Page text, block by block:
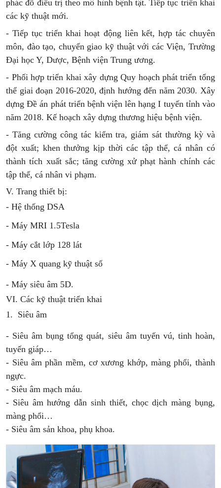
phác đồ điều trị theo mô hình bệnh tật. Tiếp tục triển khai
các kỹ thuật mới.
- Tiếp tục triển khai hoạt động liên kết, hợp tác chuyên
môn, đào tạo, chuyển giao kỹ thuật với các Viện, Trường
Đại học Y, Dược, Bệnh viện Trung ương.
- Phối hợp triển khai xây dựng Quy hoạch phát triển tổng
thể giai đoạn 2016-2020, định hướng đến năm 2030. Xây
dựng Đề án phát triển bệnh viện lên hạng I tuyến tỉnh vào
năm 2018. Kế hoạch xây dựng thương hiệu bệnh viện.
- Tăng cường công tác kiểm tra, giám sát thường kỳ và
đột xuất; khen thưởng kịp thời các tập thể, cá nhân có
thành tích xuất sắc; tăng cường xử phạt hành chính các
tập thể, cá nhân vi phạm.
V.Trang thiết bị:
- Hệ thống DSA
- Máy MRI 1.5Tesla
- Máy cắt lớp 128 lát
- Máy X quang kỹ thuật số
- Máy siêu âm 5D.
VI. Các kỹ thuật triển khai
1. Siêu âm
- Siêu âm bụng tổng quát, siêu âm tuyến vú, tinh hoàn,
tuyến giáp…
- Siêu âm phần mềm, cơ xương khớp, màng phổi, thành
ngực.
- Siêu âm mạch máu.
- Siêu âm hướng dẫn sinh thiết, chọc dịch màng bụng,
màng phổi…
- Siêu âm sản khoa, phụ khoa.